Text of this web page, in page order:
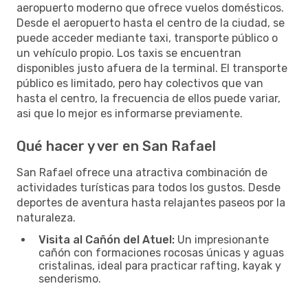
aeropuerto moderno que ofrece vuelos domésticos.
Desde el aeropuerto hasta el centro de la ciudad, se
puede acceder mediante taxi, transporte público o
un vehículo propio. Los taxis se encuentran
disponibles justo afuera de la terminal. El transporte
público es limitado, pero hay colectivos que van
hasta el centro, la frecuencia de ellos puede variar,
asi que lo mejor es informarse previamente.
Qué hacer y ver en San Rafael
San Rafael ofrece una atractiva combinación de
actividades turísticas para todos los gustos. Desde
deportes de aventura hasta relajantes paseos por la
naturaleza.
Visita al Cañón del Atuel: Un impresionante
cañón con formaciones rocosas únicas y aguas
cristalinas, ideal para practicar rafting, kayak y
senderismo.